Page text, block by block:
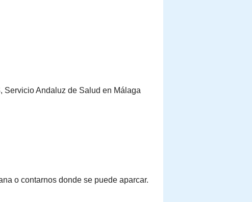
Servicio Andaluz de Salud en Málaga
o contarnos donde se puede aparcar.